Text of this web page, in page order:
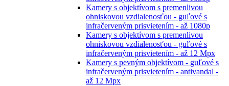
Kamery s objektívom s premenlivou
ohniskovou vzdialenosťou - guľové s
infračerveným prisvietením - až 1080p
Kamery s objektívom s premenlivou
ohniskovou vzdialenosťou - guľové s
infračerveným prisvietením - až 12 Mpx
Kamery s pevným objektívom - guľové s
infračerveným prisvietením - antivandal -
až 12 Mpx